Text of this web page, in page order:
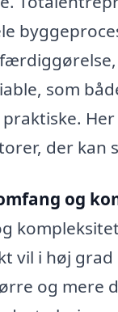
som
der kan
og
vil i høj grad
og mere